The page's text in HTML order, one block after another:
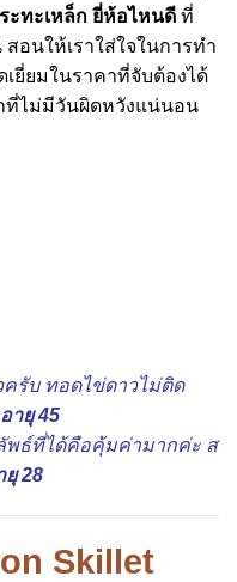
ะทะเหล็ก ยี่ห้อไหนดี ที่
อนให้เราใส่ใจในการทำ
ยี่ยมในราคาที่จับต้องได้
กที่ไม่มีวันผิดหวังแน่นอน
ครับ ทอดไข่ดาวไม่ติด
ายุ 45
พธ์ที่ได้คือคุ้มค่ามากค่ะ ส
ยุ 28
Skillet